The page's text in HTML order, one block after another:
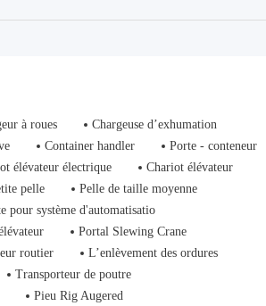
à roues
Chargeuse d’exhumation
Container handler
Porte - conteneur
élévateur électrique
Chariot élévateur
pelle
Pelle de taille moyenne
pour système d'automatisatio
Portal Slewing Crane
routier
L’enlèvement des ordures
Transporteur de poutre
Pieu Rig Augered